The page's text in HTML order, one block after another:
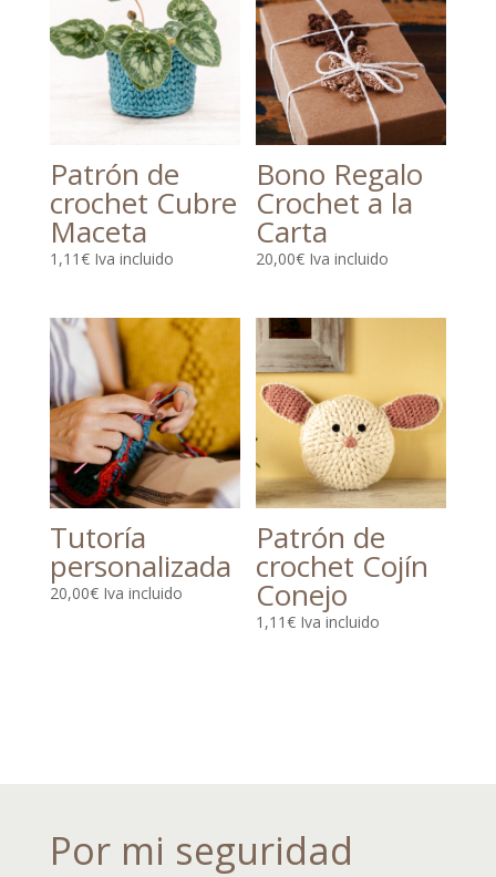
Patrón de
crochet Cubre
Maceta
1,11€ Iva incluido
Bono Regalo
Crochet a la
Carta
20,00€ Iva incluido
Tutoría
personalizada
20,00€ Iva incluido
Patrón de
crochet Cojín
Conejo
1,11€ Iva incluido
Por mi seguridad